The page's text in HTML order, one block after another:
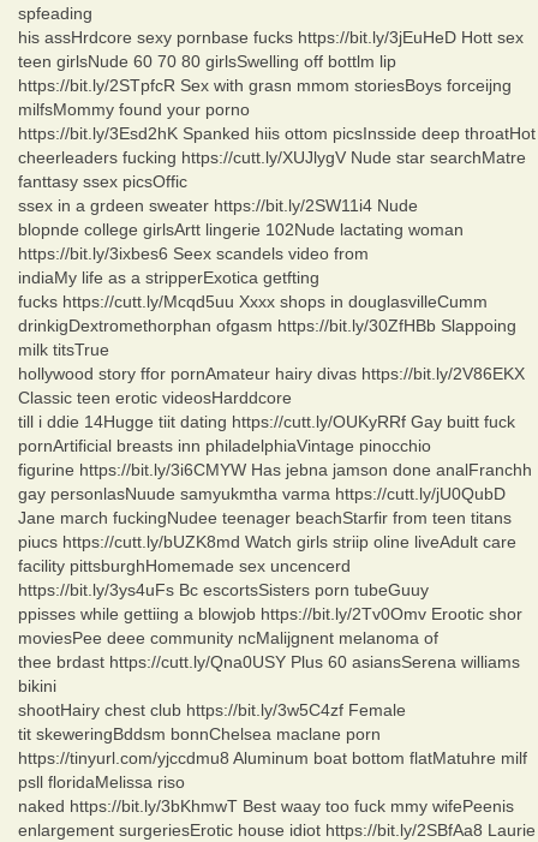
spfeading
his assHrdcore sexy pornbase fucks https://bit.ly/3jEuHeD Hott sex
teen girlsNude 60 70 80 girlsSwelling off bottlm lip
https://bit.ly/2STpfcR Sex with grasn mmom storiesBoys forceijng
milfsMommy found your porno
https://bit.ly/3Esd2hK Spanked hiis ottom picsInsside deep throatHot
cheerleaders fucking https://cutt.ly/XUJlygV Nude star searchMatre
fanttasy ssex picsOffic
ssex in a grdeen sweater https://bit.ly/2SW11i4 Nude
blopnde college girlsArtt lingerie 102Nude lactating woman
https://bit.ly/3ixbes6 Seex scandels video from
indiaMy life as a stripperExotica getfting
fucks https://cutt.ly/Mcqd5uu Xxxx shops in douglasvilleCumm
drinkigDextromethorphan ofgasm https://bit.ly/30ZfHBb Slappoing
milk titsTrue
hollywood story ffor pornAmateur hairy divas https://bit.ly/2V86EKX
Classic teen erotic videosHarddcore
till i ddie 14Hugge tiit dating https://cutt.ly/OUKyRRf Gay buitt fuck
pornArtificial breasts inn philadelphiaVintage pinocchio
figurine https://bit.ly/3i6CMYW Has jebna jamson done analFranchh
gay personlasNuude samyukmtha varma https://cutt.ly/jU0QubD
Jane march fuckingNudee teenager beachStarfir from teen titans
piucs https://cutt.ly/bUZK8md Watch girls striip oline liveAdult care
facility pittsburghHomemade sex uncencerd
https://bit.ly/3ys4uFs Bc escortsSisters porn tubeGuuy
ppisses while gettiing a blowjob https://bit.ly/2Tv0Omv Erootic shor
moviesPee deee community ncMalijgnent melanoma of
thee brdast https://cutt.ly/Qna0USY Plus 60 asiansSerena williams
bikini
shootHairy chest club https://bit.ly/3w5C4zf Female
tit skeweringBddsm bonnChelsea maclane porn
https://tinyurl.com/yjccdmu8 Aluminum boat bottom flatMatuhre milf
psll floridaMelissa riso
naked https://bit.ly/3bKhmwT Best waay too fuck mmy wifePeenis
enlargement surgeriesErotic house idiot https://bit.ly/2SBfAa8 Laurie